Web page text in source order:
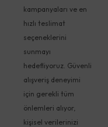
kampanyaları ve en
hızlı teslimat
seçeneklerini
sunmayı
hedefliyoruz. Güvenli
alışveriş deneyimi
için gerekli tüm
önlemleri alıyor,
kişisel verilerinizi